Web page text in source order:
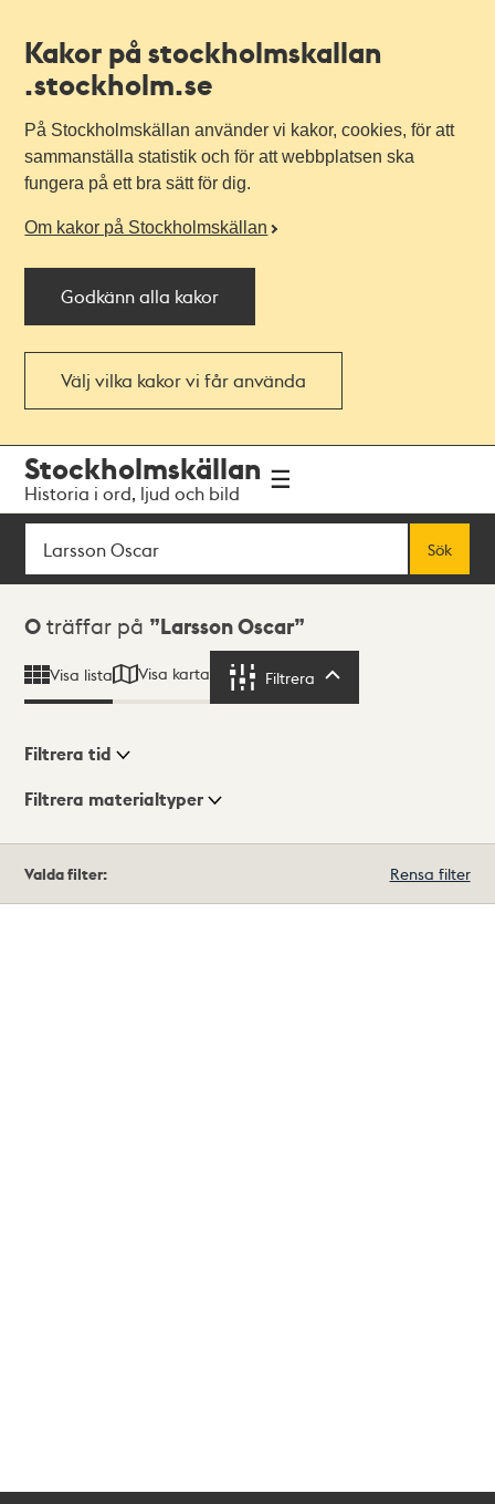
Kakor på stockholmskallan
.stockholm.se
På Stockholmskällan använder vi kakor, cookies, för att
sammanställa statistik och för att webbplatsen ska
fungera på ett bra sätt för dig.
Om kakor på Stockholmskällan
Godkänn alla kakor
Välj vilka kakor vi får använda
navigationen
huvudinnehållet
Stockholmskällan
Historia i ord, ljud och bild
Sök
Sök
Sökresultat
0 träffar på Larsson Oscar
Visa lista Visa karta Filtrera
Visningsläge
Filtrera tid
Filtrera materialtyper
träffar
Valda filter: Rensa filter